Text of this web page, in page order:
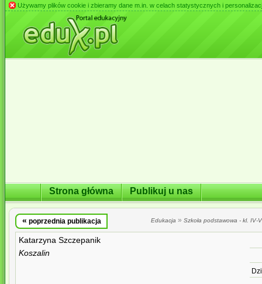
Używamy plików cookie i zbieramy dane m.in. w celach statystycznych i
Strona główna Publikuj u nas
« poprzednia publikacja Edukacja » Szkoła podstawowa - kl. IV-
Katarzyna Szczepanik
Koszalin